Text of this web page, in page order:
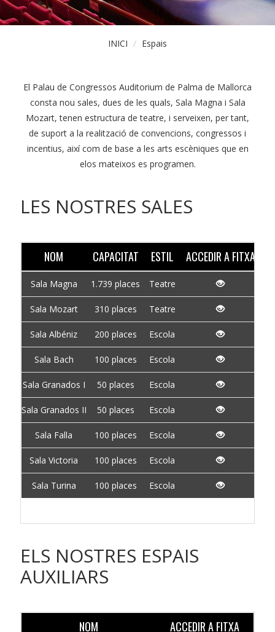
INICI Espais
El Palau de Congressos Auditorium de Palma de Mallorca
consta nou sales, dues de les quals, Sala Magna i Sala
Mozart, tenen estructura de teatre, i serveixen, per tant,
de suport a la realització de convencions, congressos i
incentius, així com de base a les arts escèniques que en
elos mateixos es programen.
LES NOSTRES SALES
NOM CAPACITAT ESTIL ACCEDIR A FITXA
Sala Magna 1.739 places Teatre
Sala Mozart 310 places Teatre
Sala Albéniz 200 places Escola
Sala Bach 100 places Escola
Sala Granados I 50 places Escola
Sala Granados II 50 places Escola
Sala Falla 100 places Escola
Sala Victoria 100 places Escola
Sala Turina 100 places Escola
ELS NOSTRES ESPAIS
AUXILIARS
NOM ACCEDIR A FITXA